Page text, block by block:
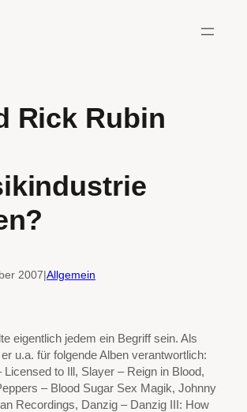
Rick Rubin
2007|Allgemein
eigentlich jedem ein Begriff sein. Als
u.a. für folgende Alben verantwortlich:
Licensed to Ill, Slayer – Reign in Blood,
– Blood Sugar Sex Magik, Johnny
Recordings, Danzig – Danzig III: How